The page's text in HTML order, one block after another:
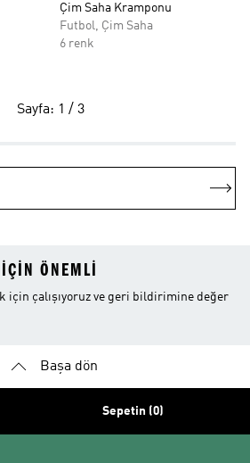
Çim Saha Kramponu
Futbol, Çim Saha
6 renk
Sayfa: 1 / 3
ÖNEMLI
için çalışıyoruz ve geri bildirimine değer
Başa dön
Sepetin (0)